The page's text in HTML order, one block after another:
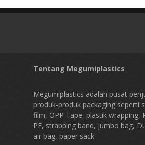
Tentang Megumiplastics
Megumiplastics adalah pusat
produk-produk packaging seperti
film, OPP Tape, plastik wrapping,
PE, strapping band, jumbo bag,
air bag, paper sack